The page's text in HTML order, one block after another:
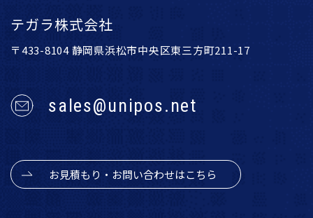
テガラ株式会社
〒433-8104 静岡県浜松市中央区東三方町211-17
sales@unipos.net
お見積もり・お問い合わせはこちら